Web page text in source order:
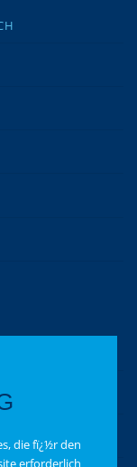
die fï¿½r den
erforderlich